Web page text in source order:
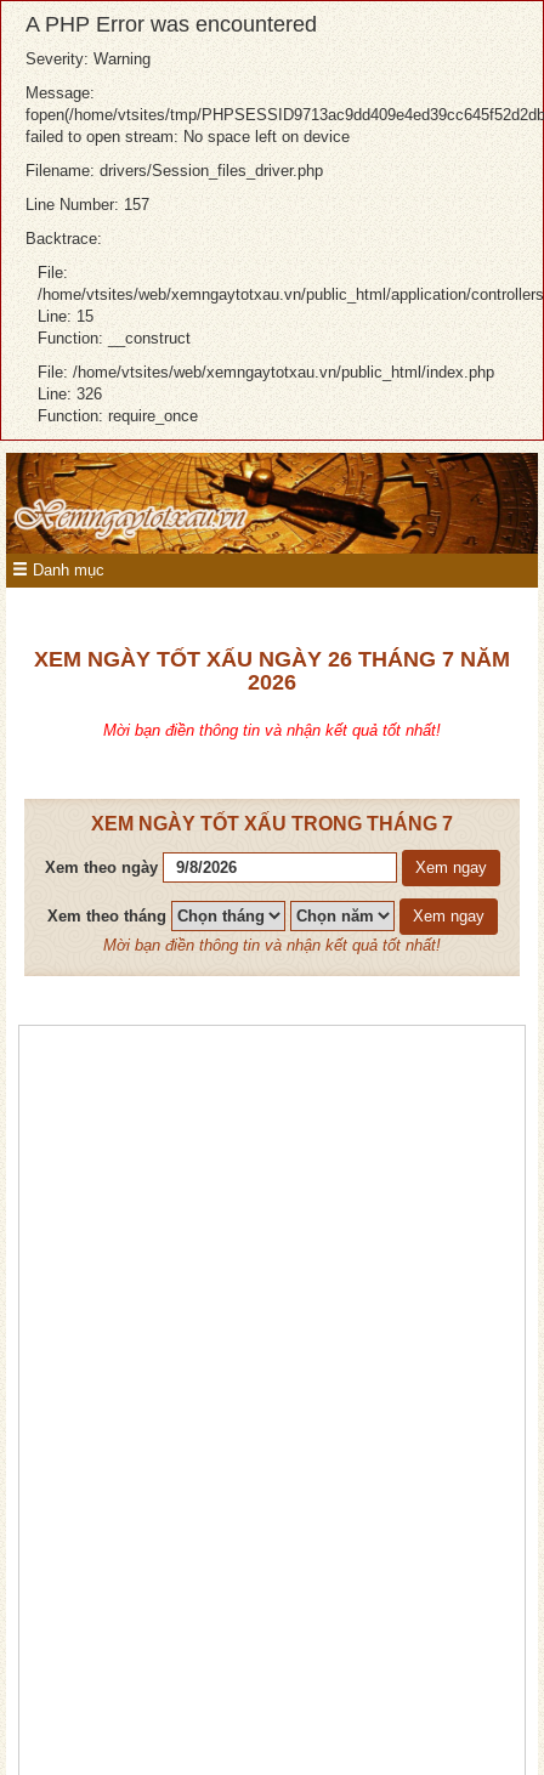
A PHP Error was encountered
Severity: Warning
Message:
fopen(/home/vtsites/tmp/
failed to open stream: No space left on device
Filename: drivers/Session_files_driver.php
Line Number: 157
Backtrace:
File:
/home/vtsites/web/xemngaytotxau.vn/public_html/application/
Line: 15
Function: __construct
File: /home/vtsites/web/xemngaytotxau.vn/public_html/index.php
Line: 326
Function: require_once
Danh mục
XEM NGÀY TỐT XẤU NGÀY 26 THÁNG 7 NĂM
2026
Mời bạn điền thông tin và nhận kết quả tốt nhất!
XEM NGÀY TỐT XẤU TRONG THÁNG 7
Xem theo ngày Xem ngay
Xem theo tháng
Xem ngay
Mời bạn điền thông tin và nhận kết quả tốt nhất!